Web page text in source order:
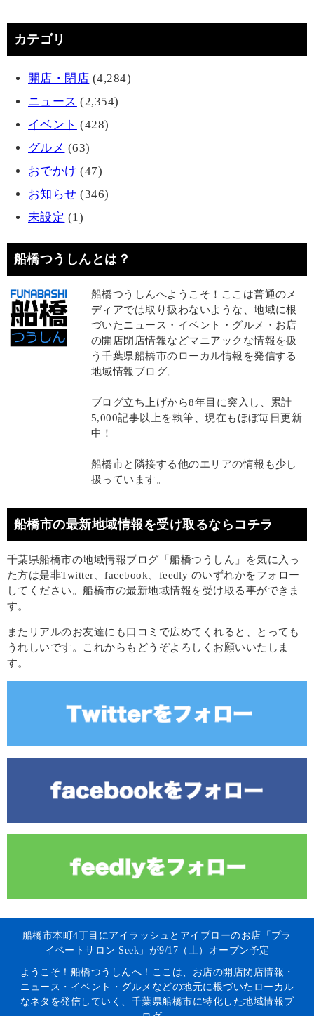
カテゴリ
開店・閉店 (4,284)
ニュース (2,354)
イベント (428)
グルメ (63)
おでかけ (47)
お知らせ (346)
未設定 (1)
船橋つうしんとは？
船橋つうしんへようこそ！ここは普通のメ
ディアでは取り扱わないような、地域に根
づいたニュース・イベント・グルメ・お店
の開店閉店情報などマニアックな情報を扱
う千葉県船橋市のローカル情報を発信する
地域情報ブログ。
ブログ立ち上げから8年目に突入し、累計
5,000記事以上を執筆、現在もほぼ毎日更新
中！
船橋市と隣接する他のエリアの情報も少し
扱っています。
船橋市の最新地域情報を受け取るならコチラ
千葉県船橋市の地域情報ブログ「船橋つうしん」を気に入っ
た方は是非Twitter、facebook、feedly のいずれかをフォロー
してください。船橋市の最新地域情報を受け取る事ができま
す。
またリアルのお友達にも口コミで広めてくれると、とっても
うれしいです。これからもどうぞよろしくお願いいたしま
す。
船橋市本町4丁目にアイラッシュとアイブローのお店「プラ
イベートサロン Seek」が9/17（土）オープン予定
ようこそ！船橋つうしんへ！ここは、お店の開店閉店情報・
ニュース・イベント・グルメなどの地元に根づいたローカル
なネタを発信していく、千葉県船橋市に特化した地域情報ブ